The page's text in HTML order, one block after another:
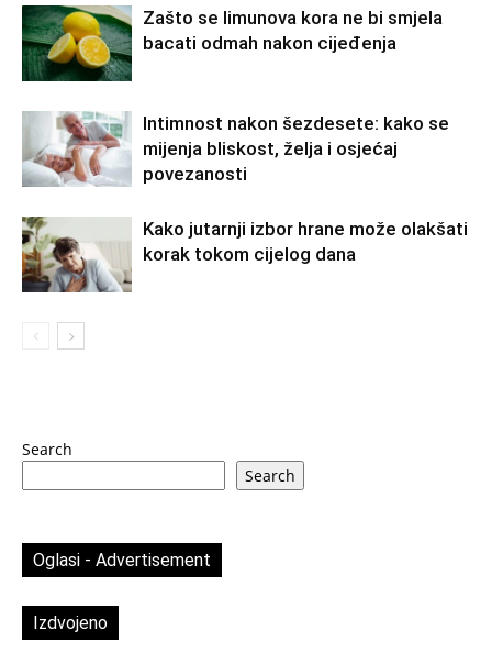
Zašto se limunova kora ne bi smjela
bacati odmah nakon cijeđenja
Intimnost nakon šezdesete: kako se
mijenja bliskost, želja i osjećaj
povezanosti
Kako jutarnji izbor hrane može olakšati
korak tokom cijelog dana
Search
Search
Oglasi - Advertisement
Izdvojeno